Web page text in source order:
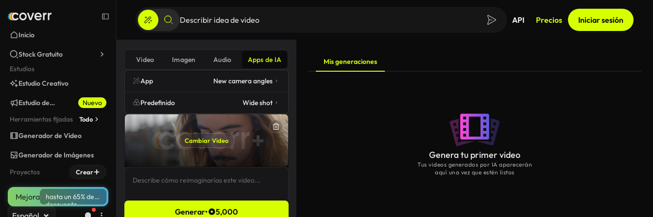
Inicio
Stock Gratuito
Estudios
Estudio Creativo
Estudio de
Nuevo
Herramientas fijadas
Todo
Generador de Vídeo
Generador de Imágenes
Proyectos
Crear
Mejora
hasta un 65% de
descuento
API Precios Iniciar sesión
Video Imagen Audio Apps de IA
App New camera angles
Predefinido Wide shot
Cambiar Video
Generar• 5,000
Mis generaciones
Genera tu primer video
Tus videos generados por IA aparecerán
aquí una vez que estén listos